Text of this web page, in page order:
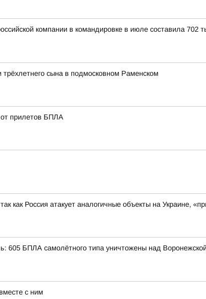
компании в командировке в июле составила
сына в подмосковном Раменском
прилетов БПЛА
как Россия атакует аналогичные объекты на Украине,
605 БПЛА самолётного типа уничтожены над
с ним